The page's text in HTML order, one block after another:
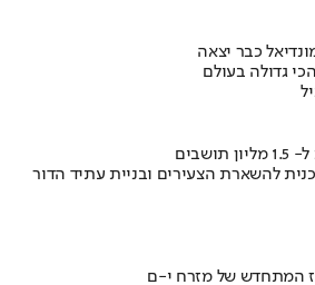
כבר יצאה
גדולה בעולם
להשארת הצעירים ובניית עתיד הדור
המתחדש של מזרח י-ם